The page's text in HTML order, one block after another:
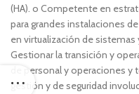
(HA). o Competente en
para grandes instalaciones
en virtualización de
Gestionar la transición y
de personal y operaciones
gestión y de seguridad